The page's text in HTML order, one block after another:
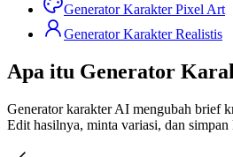
Generator Karakter Pixel Art
Generator Karakter Realistis
Apa itu Generator
Generator karakter AI mengubah brief
Edit hasilnya, minta variasi, dan